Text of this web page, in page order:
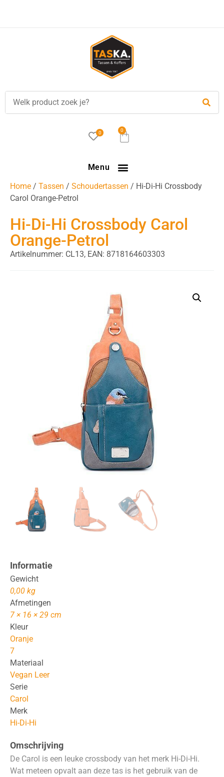
besteld, is vandaag verzonden!
0 0
Menu
Home / Tassen / Schoudertassen / Hi-Di-Hi Crossbody
Carol Orange-Petrol
Hi-Di-Hi Crossbody Carol
Orange-Petrol
Artikelnummer: CL13, EAN: 8718164603303
Informatie
Gewicht
0,00 kg
Afmetingen
7 × 16 × 29 cm
Kleur
Oranje
7
Materiaal
Vegan Leer
Serie
Carol
Merk
Hi-Di-Hi
Omschrijving
De Carol is een leuke crossbody van het merk Hi-Di-Hi.
Wat meteen opvalt aan deze tas is het gebruik van de